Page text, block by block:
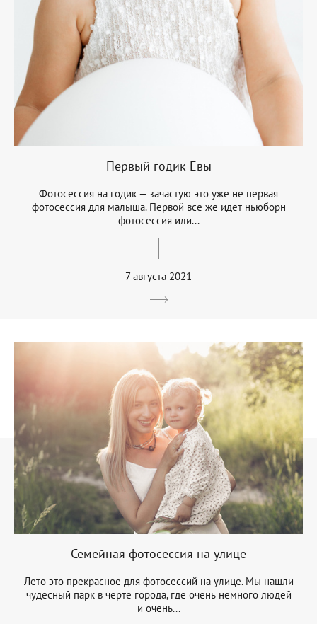
Первый годик Евы
Фотосессия на годик — зачастую это уже не первая
фотосессия для малыша. Первой все же идет ньюборн
фотосессия или...
7 августа 2021
Семейная фотосессия на улице
Лето это прекрасное для фотосессий на улице. Мы нашли
чудесный парк в черте города, где очень немного людей
и очень...